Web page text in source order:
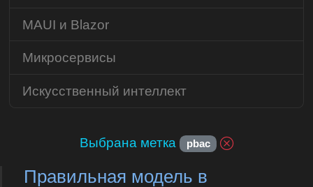
Выбрана метка pbac
Правильная модель в
MAUI и Blazor
Микросервисы
Искусственный интеллект